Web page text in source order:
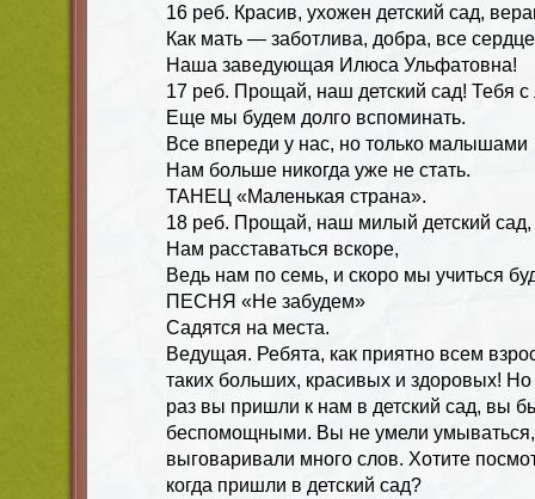
16 реб. Красив, ухожен детский сад,
Как мать — заботлива, добра, все
Наша заведующая Илюса Ульфатовна!
17 реб. Прощай, наш детский сад! Тебя
Еще мы будем долго вспоминать.
Все впереди у нас, но только малышами
Нам больше никогда уже не стать.
ТАНЕЦ «Маленькая страна».
18 реб. Прощай, наш милый детский сад,
Нам расставаться вскоре,
Ведь нам по семь, и скоро мы учиться
ПЕСНЯ «Не забудем»
Садятся на места.
Ведущая. Ребята, как приятно всем
таких больших, красивых и здоровых!
раз вы пришли к нам в детский сад, вы
беспомощными. Вы не умели умываться,
выговаривали много слов. Хотите
когда пришли в детский сад?